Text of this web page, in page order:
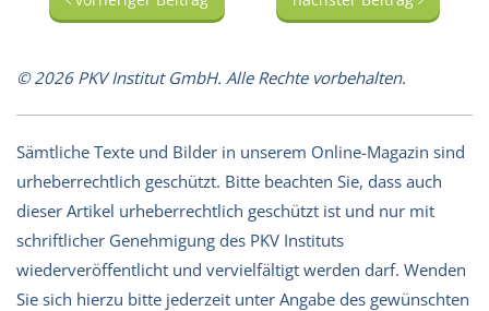
© 2026 PKV Institut GmbH. Alle Rechte vorbehalten.
Sämtliche Texte und Bilder in unserem Online-Magazin sind
urheberrechtlich geschützt. Bitte beachten Sie, dass auch
dieser Artikel urheberrechtlich geschützt ist und nur mit
schriftlicher Genehmigung des PKV Instituts
wiederveröffentlicht und vervielfältigt werden darf. Wenden
Sie sich hierzu bitte jederzeit unter Angabe des gewünschten